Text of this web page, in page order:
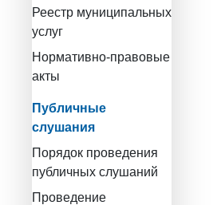
Реестр муниципальных
услуг
Нормативно-правовые
акты
Публичные
слушания
Порядок проведения
публичных слушаний
Проведение